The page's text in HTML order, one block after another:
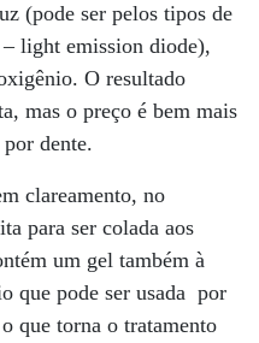
(pode ser pelos tipos de
light emission diode),
O resultado
mas o preço é bem mais
dente.
clareamento, no
para ser colada aos
um gel também à
que pode ser usada por
que torna o tratamento